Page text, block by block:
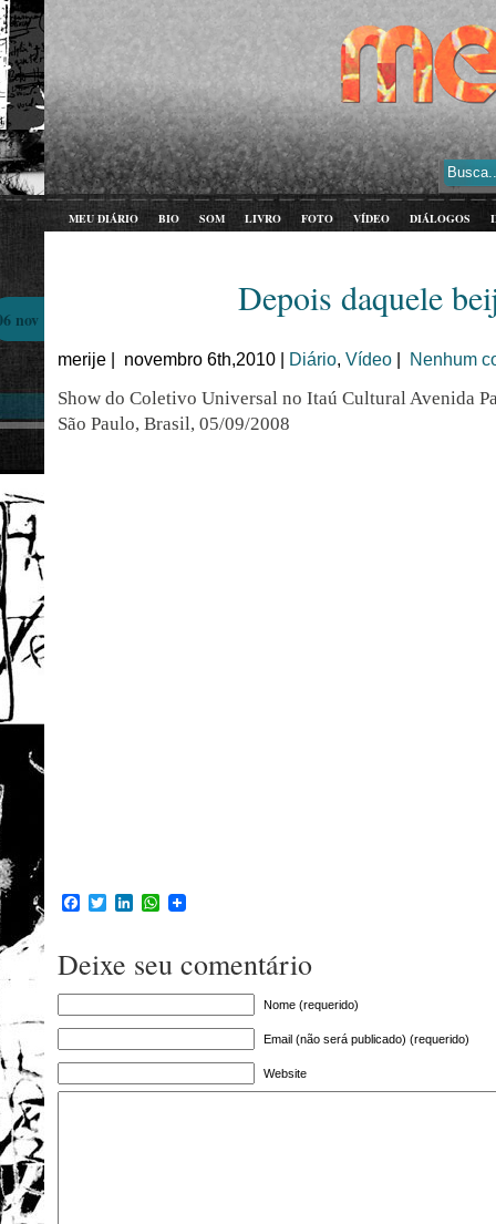
MEU DIÁRIO BIO SOM LIVRO FOTO VÍDEO DIÁLOGOS
Depois daquele
nov
merije | novembro 6th,2010 | Diário, Vídeo Nenhum
Show do Coletivo Universal no Itaú Cultural Avenida
São Paulo, Brasil, 05/09/2008
Facebook
TwitterLinkedInWhatsApp
Deixe seu comentário
Nome (requerido)
Email (não será publicado) (requerido)
Website